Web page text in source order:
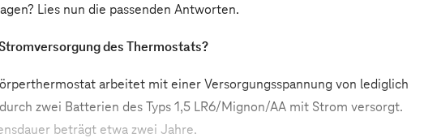
Lies nun die passenden Antworten.
des Thermostats?
arbeitet mit einer Versorgungsspannung von lediglich
zwei Batterien des Typs 1,5 LR6/Mignon/AA mit Strom versorgt.
beträgt etwa zwei Jahre.